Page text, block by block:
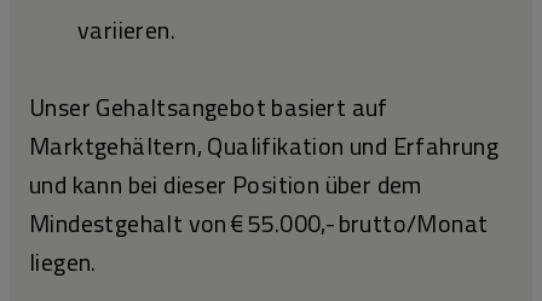
variieren.
Unser Gehaltsangebot basiert auf
Marktgehältern, Qualifikation und Erfahrung
und kann bei dieser Position über dem
Mindestgehalt von € 55.000,- brutto/Monat
liegen.